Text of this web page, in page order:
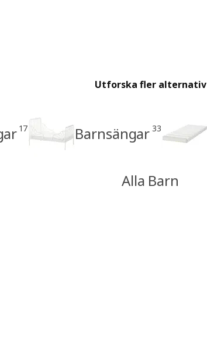
Utforska fler alternativ
17 Barnsängar 33
Alla Barn